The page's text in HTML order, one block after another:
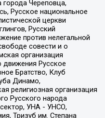
города Череповца,
Русское национальное
церкви
Русский
против нелегальной
совести и о
организация
движения Русское
Братство, Клуб
Динамо,
религиозная организация
Русского народа
УНА - УНСО,
Тризуб им. Степана